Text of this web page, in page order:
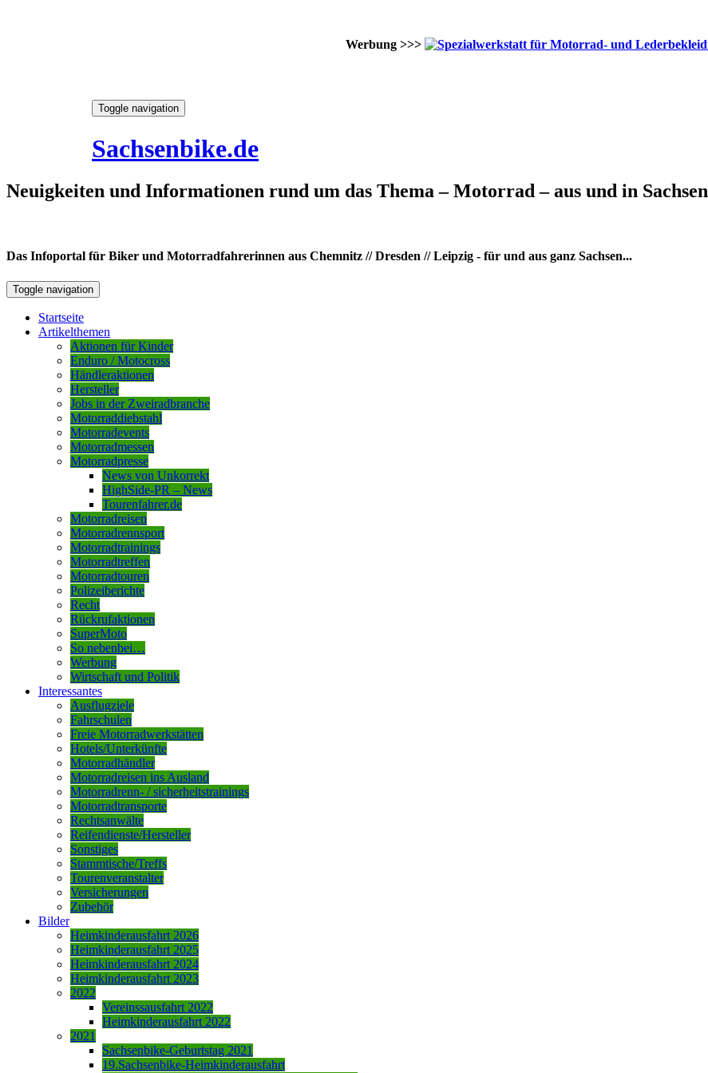
Werbung >>>
Toggle navigation
Sachsenbike.de
Neuigkeiten und Informationen rund um das Thema – Motorrad – aus und in Sachsen
Das Infoportal für Biker und Motorradfahrerinnen aus Chemnitz // Dresden // Leipzig - für und aus ganz Sachsen...
Toggle navigation
Startseite
Artikelthemen
Aktionen für Kinder
Enduro / Motocross
Händleraktionen
Hersteller
Jobs in der Zweiradbranche
Motorraddiebstahl
Motorradevents
Motorradmessen
Motorradpresse
News von Unkorrekt
HighSide-PR – News
Tourenfahrer.de
Motorradreisen
Motorradrennsport
Motorradtrainings
Motorradtreffen
Motorradtouren
Polizeiberichte
Recht
Rückrufaktionen
SuperMoto
So nebenbei…
Werbung
Wirtschaft und Politik
Interessantes
Ausflugziele
Fahrschulen
Freie Motorradwerkstätten
Hotels/Unterkünfte
Motorradhändler
Motorradreisen ins Ausland
Motorradrenn- / sicherheitstrainings
Motorradtransporte
Rechtsanwälte
Reifendienste/Hersteller
Sonstiges
Stammtische/Treffs
Tourenveranstalter
Versicherungen
Zubehör
Bilder
Heimkinderausfahrt 2026
Heimkinderausfahrt 2025
Heimkinderausfahrt 2024
Heimkinderausfahrt 2023
2022
Vereinssausfahrt 2022
Heimkinderausfahrt 2022
2021
Sachsenbike-Geburtstag 2021
19.Sachsenbike-Heimkinderausfahrt